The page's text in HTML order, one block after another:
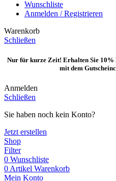
Wunschliste
Anmelden / Registrieren
Warenkorb
Schließen
Nur für kurze Zeit! Erhalten Sie
mit dem
Anmelden
Schließen
Sie haben noch kein Konto?
Jetzt erstellen
Shop
Filter
0 Wunschliste
0 Artikel Warenkorb
Mein Konto